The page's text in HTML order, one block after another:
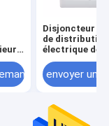
de
Disjoncteur
de distribution
électrique de
manière de la
32 de DB
d'intérieur
envoyer une